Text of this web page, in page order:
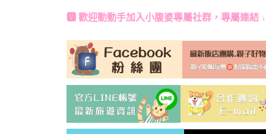
🆅 歡迎動動手加入小腹婆專屬社群 ，專屬連結